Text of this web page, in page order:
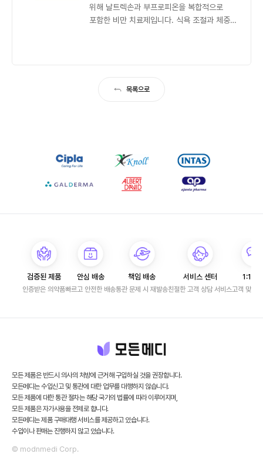
위해 날트렉손과 부프로피온을 복합적으로
포함한 비만 치료제입니다. 식욕 조절과 체중
목록으로
검증된 제품
인증받은 의약품
안심 배송
빠르고 안전한 배송
책임 배송
통관 문제 시 재발송
서비스 센터
친절한 고객 상담 서비스
1:1 문
고객 맞춤
모든 제품은 반드시 의사의 처방에 근거해 구입하실 것을 권장합니다.
모든메디는 수입신고 및 통관에 대한 업무를 대행하지 않습니다.
모든 제품에 대한 통관 절차는 해당 국가의 법률에 따라 이루어지며,
모든 제품은 자가사용을 전제로 합니다.
모든메디는 제품 구매대행 서비스를 제공하고 있습니다.
수입이나 판매는 진행하지 않고 있습니다.
© modnmedi Corp.